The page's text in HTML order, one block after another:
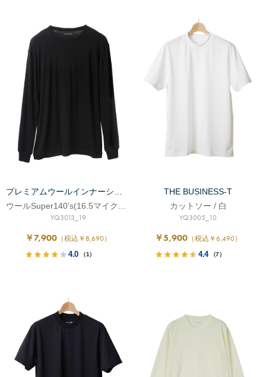
YQ3013_19
￥7,900 （税込￥8,690）
4.0 （1）
THE BUSINESS-T
カットソー / 白
YQ3005_10
￥5,900 （税込￥6,490）
4.4 （7）